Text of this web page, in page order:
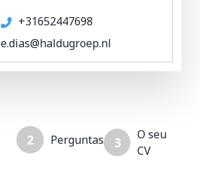
+31652447698
e.dias@haldugroep.nl
2 Perguntas 3
O seu
CV